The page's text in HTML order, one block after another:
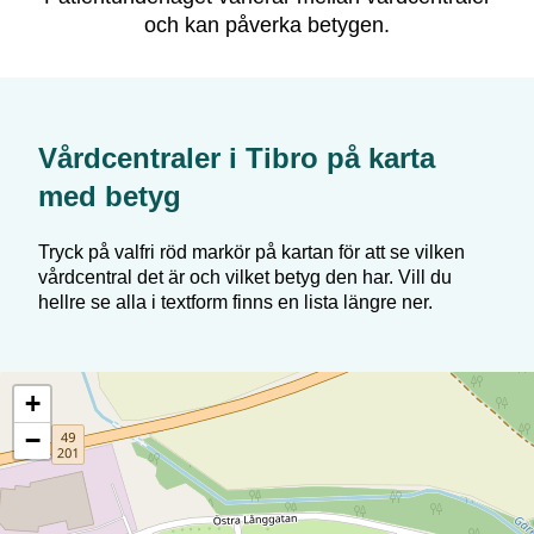
och kan påverka betygen.
Vårdcentraler i Tibro på karta
med betyg
Tryck på valfri röd markör på kartan för att se vilken
vårdcentral det är och vilket betyg den har. Vill du
hellre se alla i textform finns en lista längre ner.
+
−